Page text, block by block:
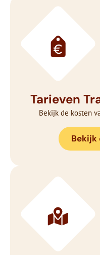
Tarieven
Bekijk de kosten
Bekijk